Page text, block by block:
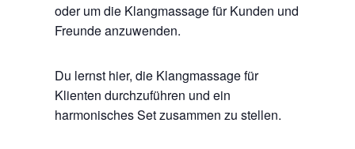
oder um die Klangmassage für Kunden und
Freunde anzuwenden.
Du lernst hier, die Klangmassage für
Klienten durchzuführen und ein
harmonisches Set zusammen zu stellen.